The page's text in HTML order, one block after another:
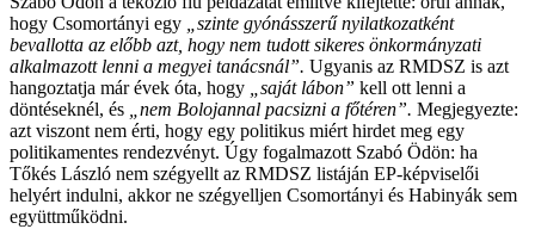
hogy Csomortányi egy
„szinte gyónásszerű nyilatkozatként
bevallotta az előbb azt, hogy nem tudott sikeres önkormányzati
alkalmazott lenni a megyei tanácsnál”. Ugyanis az RMDSZ is azt
hangoztatja már évek óta, hogy
„saját lábon” kell ott lenni a
döntéseknél, és
„nem Bolojannal pacsizni a főtéren”. Megjegyezte:
azt viszont nem érti, hogy egy politikus miért hirdet meg egy
politikamentes rendezvényt. Úgy fogalmazott Szabó Ödön: ha
Tőkés László nem szégyellt az RMDSZ listáján EP-képviselői
helyért indulni, akkor ne szégyelljen Csomortányi és Habinyák sem
együttműködni.